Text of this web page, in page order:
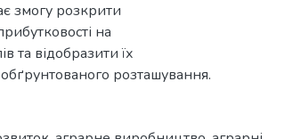
змогу розкрити
на
та відобразити їх
обґрунтованого розташування.